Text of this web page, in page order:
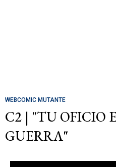
WEBCOMIC MUTANTE
C2 | "TU OFICIO
GUERRA"